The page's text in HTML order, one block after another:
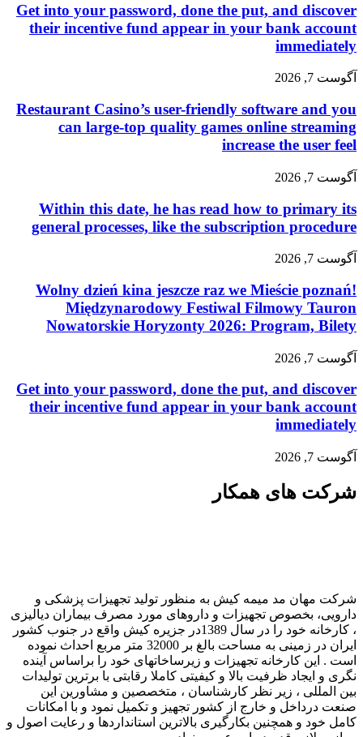
Get into your password, done the put, and discover
their incentive fund appear in your bank account
immediately
آگوست 7, 2026
Restaurant Casino’s user-friendly software and you
can large-top quality games online streaming
increase the user feel
آگوست 7, 2026
Within this date, he has read how to primary its
general processes, like the subscription procedure
آگوست 7, 2026
Wolny dzień kina jeszcze raz we Mieście poznań!
Międzynarodowy Festiwal Filmowy Tauron
Nowatorskie Horyzonty 2026: Program, Bilety
آگوست 7, 2026
Get into your password, done the put, and discover
their incentive fund appear in your bank account
immediately
آگوست 7, 2026
شرکت های همکار
شرکت مهان مد میمه کیش به منظور تولید تجهیزات پزشکی و
دارویی، بخصوص تجهیزات و داروهای مورد مصرف بیماران دیالیزی
، کارخانه خود را در سال 1389در جزیره کیش واقع در جنوب کشور
ایران در زمینی به مساحت بالغ بر 32000 متر مربع احداث نموده
است . این کارخانه تجهیزات و زیرساخاتهای خود را براساس آینده
نگری و ایجاد ظرفیت بالا و کیفیتی کاملا رقابتی با برترین تولیدات
بین المللی ، زیر نظر کارشناسان ، متخصصین و مشاورین این
صنعت درداخل و خارج از کشور تجهیز و تکمیل نمود و با امکانات
کامل خود و همچنین بکارگیری بالاترین استانداردها و رعایت اصول و